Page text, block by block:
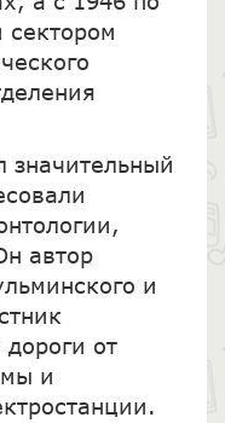
значительный
автор
и
дороги от
и